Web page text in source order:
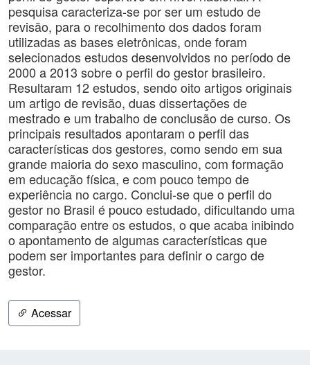
pesquisa caracteriza-se por ser um estudo de
revisão, para o recolhimento dos dados foram
utilizadas as bases eletrônicas, onde foram
selecionados estudos desenvolvidos no período de
2000 a 2013 sobre o perfil do gestor brasileiro.
Resultaram 12 estudos, sendo oito artigos originais
um artigo de revisão, duas dissertações de
mestrado e um trabalho de conclusão de curso. Os
principais resultados apontaram o perfil das
características dos gestores, como sendo em sua
grande maioria do sexo masculino, com formação
em educação física, e com pouco tempo de
experiência no cargo. Conclui-se que o perfil do
gestor no Brasil é pouco estudado, dificultando uma
comparação entre os estudos, o que acaba inibindo
o apontamento de algumas características que
podem ser importantes para definir o cargo de
gestor.
Acessar